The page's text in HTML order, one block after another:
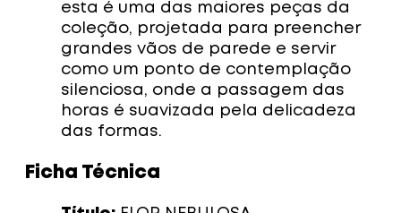
esta é uma das maiores peças da
coleção, projetada para preencher
grandes vãos de parede e servir
como um ponto de contemplação
silenciosa, onde a passagem das
horas é suavizada pela delicadeza
das formas.
Ficha Técnica